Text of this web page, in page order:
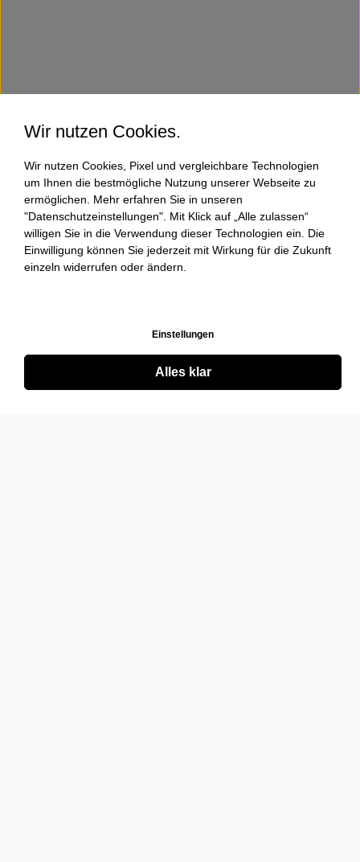
Wir nutzen Cookies.
Wir nutzen Cookies, Pixel und vergleichbare Technologien
um Ihnen die bestmögliche Nutzung unserer Webseite zu
ermöglichen. Mehr erfahren Sie in unseren
"Datenschutzeinstellungen". Mit Klick auf „Alle zulassen“
willigen Sie in die Verwendung dieser Technologien ein. Die
Einwilligung können Sie jederzeit mit Wirkung für die Zukunft
einzeln widerrufen oder ändern.
Einstellungen
Alles klar